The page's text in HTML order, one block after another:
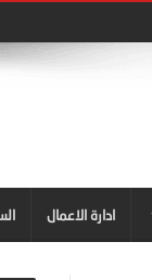
ادارة الاعمال